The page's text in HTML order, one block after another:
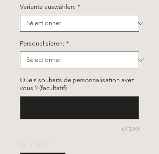
Variante auswählen: *
Personalisieren: *
Quels souhaits de personnalisation avez-
vous ? (facultatif)
0/500
Quantité